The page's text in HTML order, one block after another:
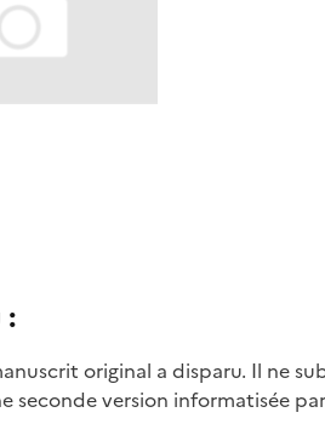
original a disparu. Il ne
seconde version informatisée